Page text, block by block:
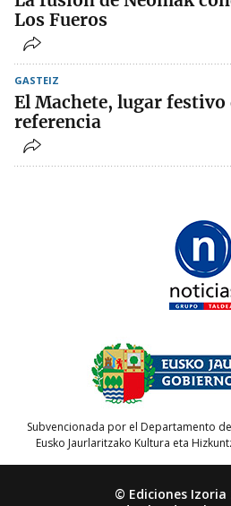
Los Fueros
GASTEIZ
El Machete, lugar festivo
referencia
Subvencionada por el Departamento
Eusko Jaurlaritzako Kultura eta
© Ediciones Izoria